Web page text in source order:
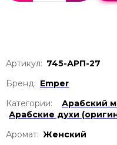
Артикул: 745-АРП-27
Бренд: Emper
Категории:
Арабский
Арабские духи
Аромат: Женский